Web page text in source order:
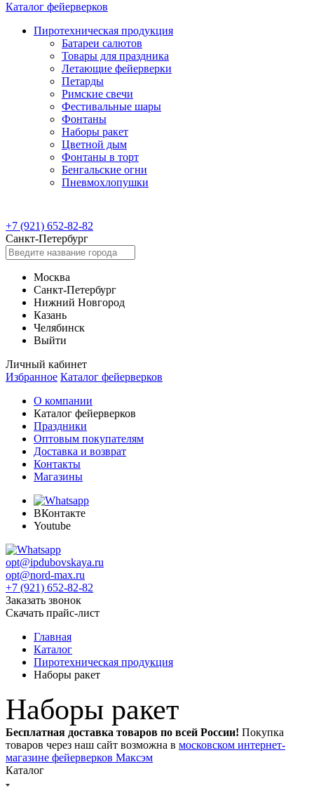
Каталог фейерверков
Пиротехническая продукция
Батареи салютов
Товары для праздника
Летающие фейерверки
Петарды
Римские свечи
Фестивальные шары
Фонтаны
Наборы ракет
Цветной дым
Фонтаны в торт
Бенгальские огни
Пневмохлопушки
+7 (921) 652-82-82
Санкт-Петербург
Москва
Санкт-Петербург
Нижний Новгород
Казань
Челябинск
Выйти
Личный кабинет
Избранное Каталог фейерверков
О компании
Каталог фейерверков
Праздники
Оптовым покупателям
Доставка и возврат
Контакты
Магазины
ВКонтакте
Youtube
opt@ipdubovskaya.ru
opt@nord-max.ru
+7 (921) 652-82-82
Заказать звонок
Скачать прайс-лист
Главная
Каталог
Пиротехническая продукция
Наборы ракет
Наборы ракет
Бесплатная доставка товаров по всей России! Покупка
товаров через наш сайт возможна в московском интернет-
магазине фейерверков Максэм
Каталог